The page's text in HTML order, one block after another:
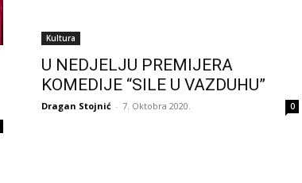
Kultura
U NEDJELJU PREMIJERA
KOMEDIJE “SILE U VAZDUHU”
Dragan Stojnić - 7. Oktobra 2020. 0